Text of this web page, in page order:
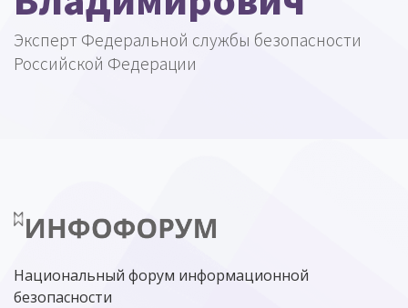
Эксперт Федеральной службы безопасности
Российской Федерации
Национальный форум информационной
безопасности